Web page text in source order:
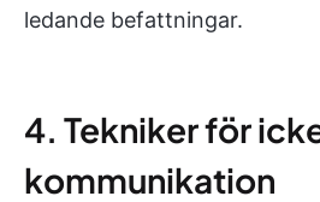
ledande befattningar.
4. Tekniker för
kommunikation